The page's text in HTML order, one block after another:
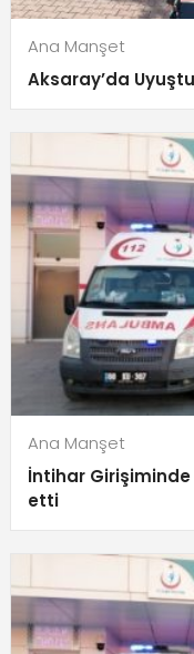
Ana Manşet
Aksaray’da
Ana Manşet
İntihar Girişiminde
etti